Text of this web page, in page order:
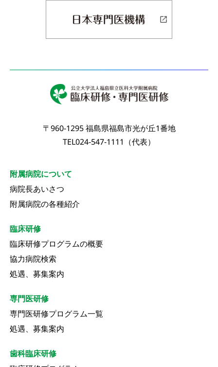
〒960-1295 福島県福島市光が丘1番地
TEL024-547-1111（代表）
附属病院について
病院長あいさつ
附属病院の各種紹介
臨床研修
臨床研修プログラムの概要
協力病院検索
処遇、募集案内
専門医研修
専門医研修プログラム一覧
処遇、募集案内
歯科臨床研修